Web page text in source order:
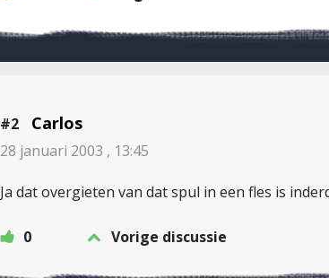
#2 Carlos
28 januari 2003 , 13:45
Ja dat overgieten van dat spul in een fles is
0 Vorige discussie